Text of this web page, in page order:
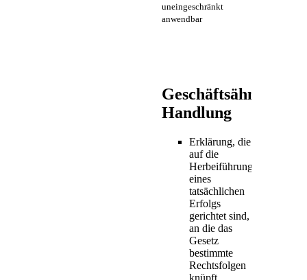
uneingeschränkt
anwendbar
Geschäftsähnliche
Handlung
Erklärung, die
auf die
Herbeiführung
eines
tatsächlichen
Erfolgs
gerichtet sind,
an die das
Gesetz
bestimmte
Rechtsfolgen
knüpft